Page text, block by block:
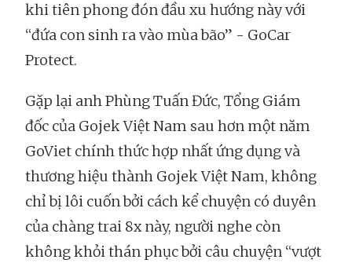
khi tiên phong đón đầu xu hướng này với
“đứa con sinh ra vào mùa bão” - GoCar
Protect.
Gặp lại anh Phùng Tuấn Đức, Tổng Giám
đốc của Gojek Việt Nam sau hơn một năm
GoViet chính thức hợp nhất ứng dụng và
thương hiệu thành Gojek Việt Nam, không
chỉ bị lôi cuốn bởi cách kể chuyện có duyên
của chàng trai 8x này, người nghe còn
không khỏi thán phục bởi câu chuyện “vượt